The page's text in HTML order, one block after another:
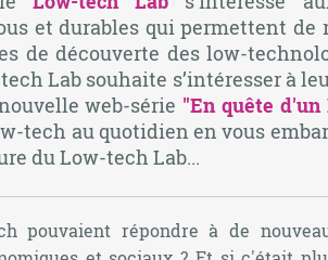
et durables qui permettent de
de découverte des low-
Lab souhaite s’intéresser à
web-série "En quête d'un
tech au quotidien en vous
du Low-tech Lab...
pouvaient répondre à de